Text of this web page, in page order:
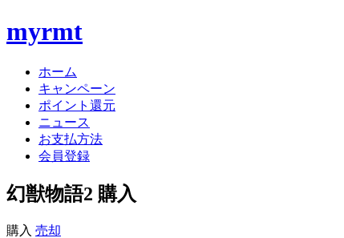
myrmt
ホーム
キャンペーン
ポイント還元
ニュース
お支払方法
会員登録
幻獣物語2 購入
購入 売却